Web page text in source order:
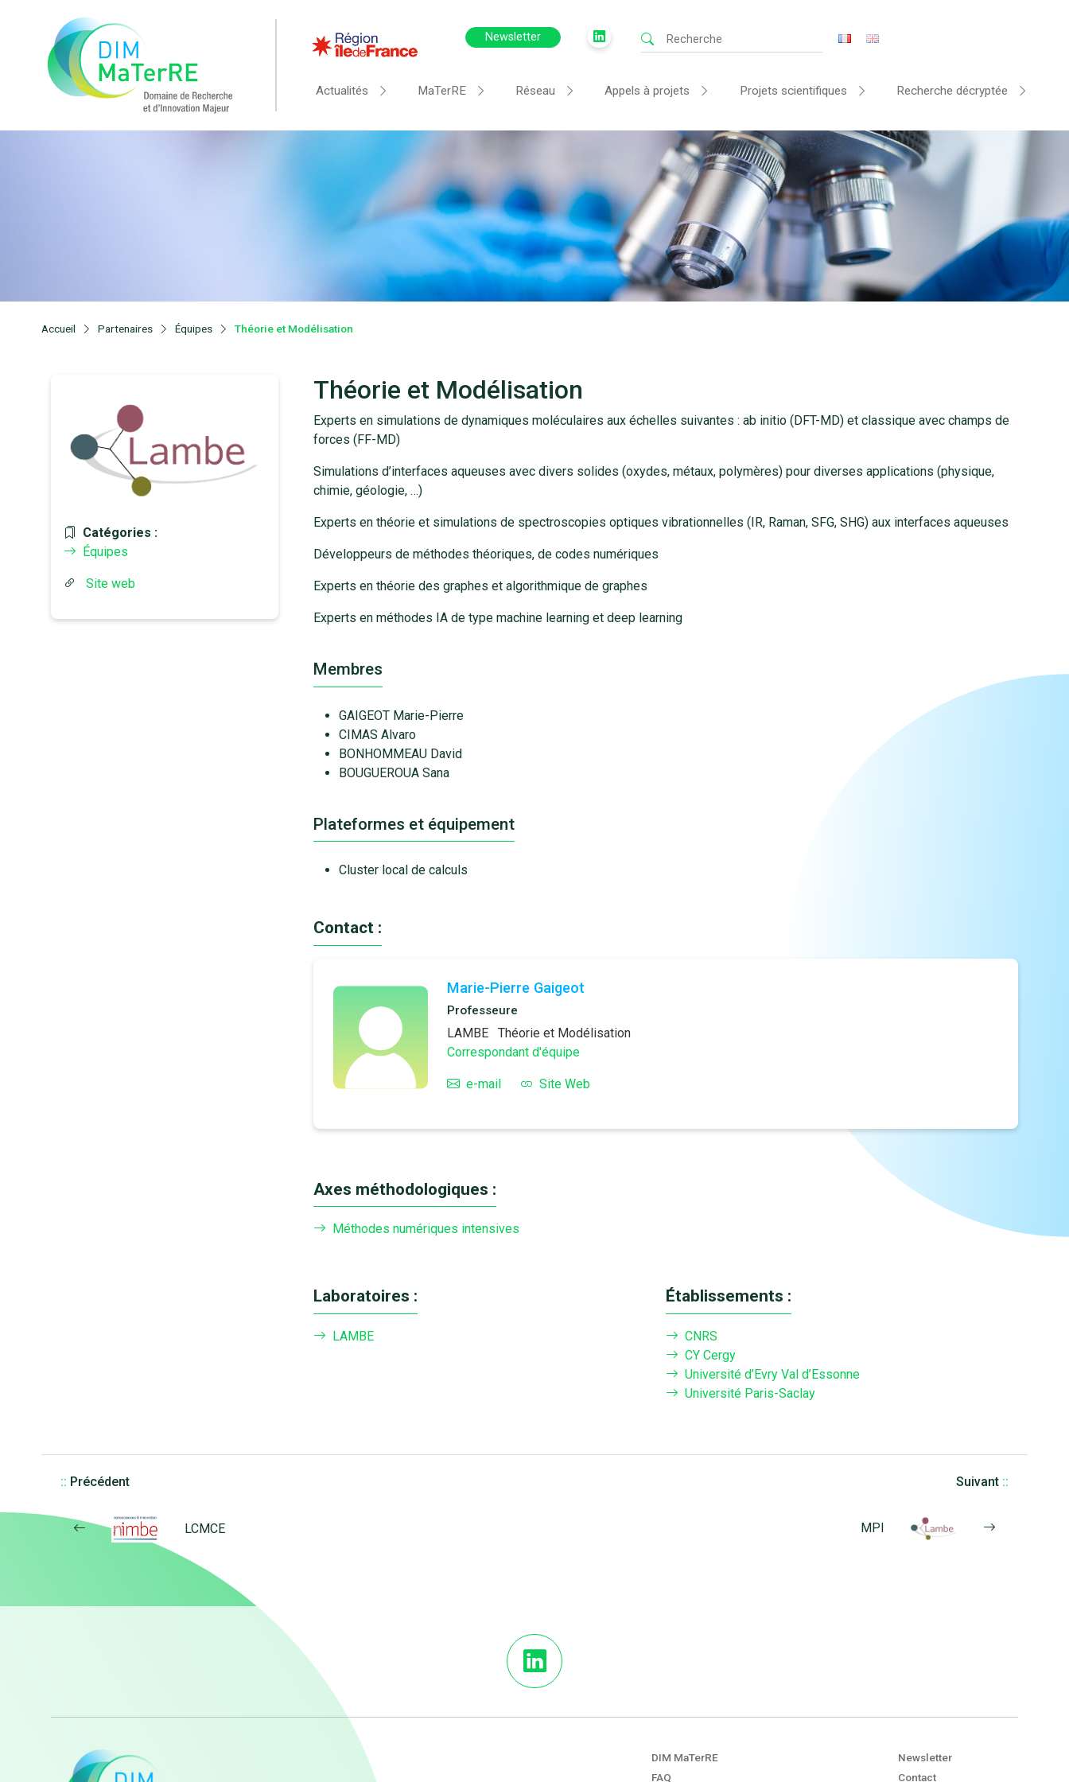
Newsletter
Actualités MaTerRE Réseau Appels à projets Projets scientifiques Recherche décryptée
Accueil Partenaires Équipes Théorie et Modélisation
Catégories :
Équipes
Site web
Théorie et Modélisation
Experts en simulations de dynamiques moléculaires aux échelles suivantes : ab initio (DFT-MD) et classique avec champs de
forces (FF-MD)
Simulations d’interfaces aqueuses avec divers solides (oxydes, métaux, polymères) pour diverses applications (physique,
chimie, géologie, …)
Experts en théorie et simulations de spectroscopies optiques vibrationnelles (IR, Raman, SFG, SHG) aux interfaces aqueuses
Développeurs de méthodes théoriques, de codes numériques
Experts en théorie des graphes et algorithmique de graphes
Experts en méthodes IA de type machine learning et deep learning
Membres
GAIGEOT Marie-Pierre
CIMAS Alvaro
BONHOMMEAU David
BOUGUEROUA Sana
Plateformes et équipement
Cluster local de calculs
Contact :
Marie-Pierre Gaigeot
Professeure
LAMBE
Théorie et Modélisation
Correspondant d'équipe
e-mail Site Web
Axes méthodologiques :
Méthodes numériques intensives
Laboratoires :
LAMBE
Établissements :
CNRS
CY Cergy
Université d’Evry Val d’Essonne
Université Paris-Saclay
:: Précédent
LCMCE
Suivant ::
MPI
DIM MaTerRE
FAQ
Newsletter
Contact